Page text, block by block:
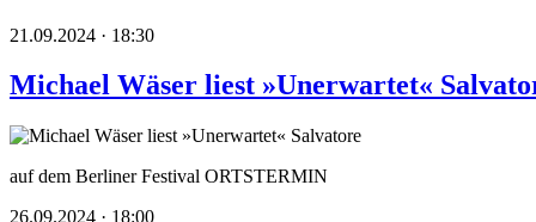
21.09.2024 · 18:30
Michael Wäser liest »Unerwartet«
auf dem Berliner Festival ORTSTERMIN
26.09.2024 · 18:00